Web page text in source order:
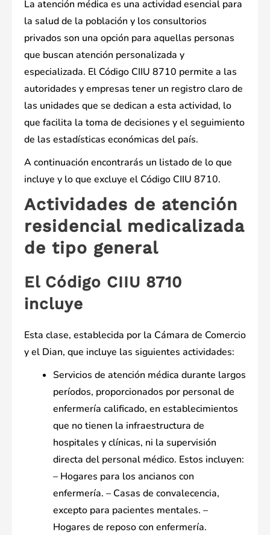
La atención médica es una actividad esencial para
la salud de la población y los consultorios
privados son una opción para aquellas personas
que buscan atención personalizada y
especializada. El Código CIIU 8710 permite a las
autoridades y empresas tener un registro claro de
las unidades que se dedican a esta actividad, lo
que facilita la toma de decisiones y el seguimiento
de las estadísticas económicas del país.
A continuación encontrarás un listado de lo que
incluye y lo que excluye el Código CIIU 8710.
Actividades de atención
residencial medicalizada
de tipo general
El Código CIIU 8710
incluye
Esta clase, establecida por la Cámara de Comercio
y el Dian, que incluye las siguientes actividades:
Servicios de atención médica durante largos
períodos, proporcionados por personal de
enfermería calificado, en establecimientos
que no tienen la infraestructura de
hospitales y clínicas, ni la supervisión
directa del personal médico. Estos incluyen:
– Hogares para los ancianos con
enfermería. – Casas de convalecencia,
excepto para pacientes mentales. –
Hogares de reposo con enfermería.